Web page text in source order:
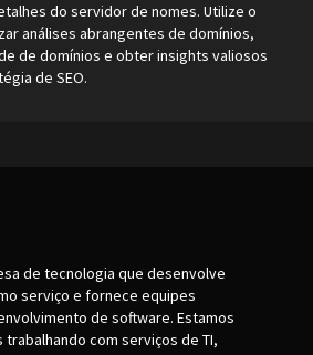
do servidor de nomes. Utilize o
análises abrangentes de domínios,
de domínios e obter insights valiosos
de SEO.
de tecnologia que desenvolve
serviço e fornece equipes
de software. Estamos
trabalhando com serviços de TI,